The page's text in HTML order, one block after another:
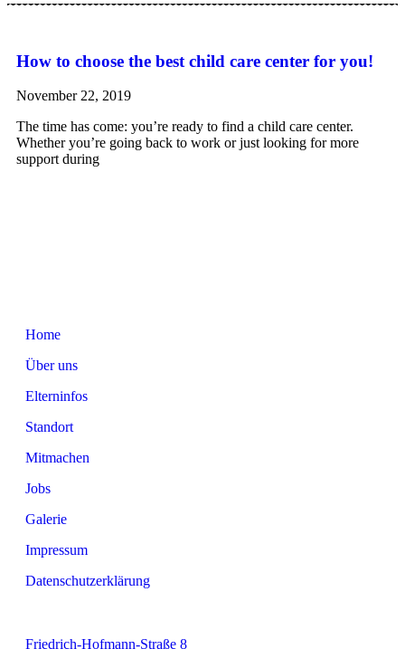
How to choose the best child care center for you!
November 22, 2019
The time has come: you’re ready to find a child care center.
Whether you’re going back to work or just looking for more
support during
Home
Über uns
Elterninfos
Standort
Mitmachen
Jobs
Galerie
Impressum
Datenschutzerklärung
Friedrich-Hofmann-Straße 8